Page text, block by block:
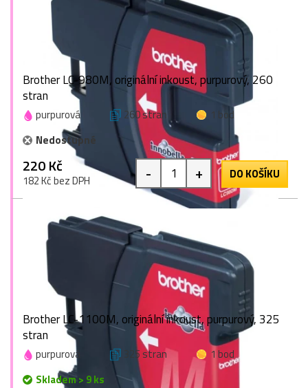
Brother LC-980M, originální inkoust, purpurový, 260
stran
purpurová 260 stran
1 bod
Nedostupné
220 Kč
182 Kč bez DPH - + DO KOŠÍKU
Brother LC-1100M, originální inkoust, purpurový, 325
stran
purpurová 325 stran
1 bod
Skladem > 9 ks